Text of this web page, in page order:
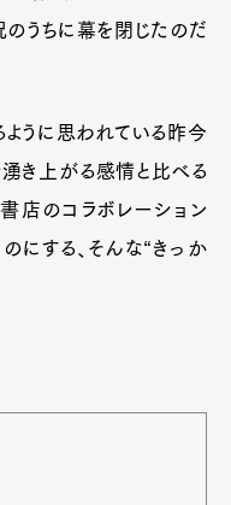
のうちに幕を閉じたのだ
うに思われている昨今
き上がる感情と比べる
店のコラボレーション
にする、そんな“きっか